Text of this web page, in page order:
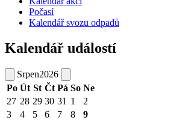
Počasí
Kalendář svozu odpadů
Kalendář událostí
Srpen2026
Po Út St Čt Pá So Ne
27 28 29 30 31 1
2
3
4 5 6 7 8
9